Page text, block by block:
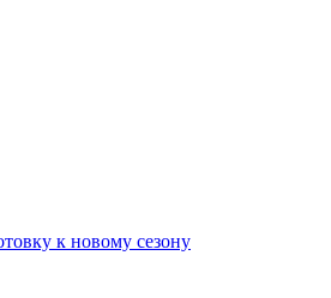
к новому сезону